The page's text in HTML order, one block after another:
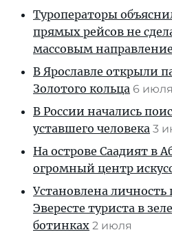
Туроператоры
прямых рейсов не
массовым
В Ярославле открыли
Золотого кольца 6 июля
В России начались
уставшего человека 3
На острове Саадият в
огромный центр
Установлена личность
Эвересте туриста в
ботинках 2 июля